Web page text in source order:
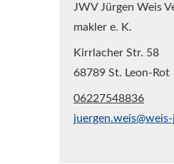
JWV Jürgen Weis
makler e. K.
Kirrlacher Str. 58
68789 St. Leon-Rot
06227548836